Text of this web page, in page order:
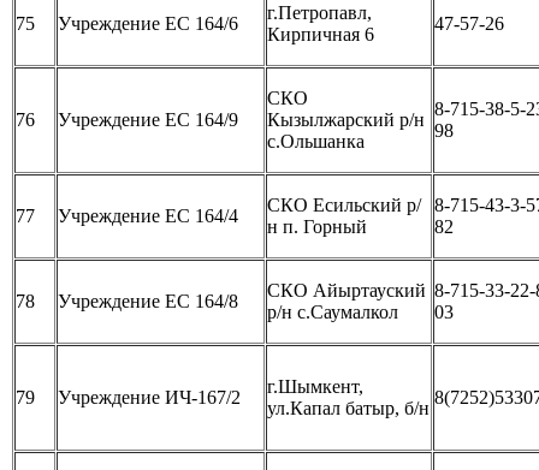
75 Учреждение ЕС 164/6
г.Петропавл,
Кирпичная 6
47-57-26
76 Учреждение ЕС 164/9
СКО
Кызылжарский р/н
с.Ольшанка
8-715-38-5-
98
77 Учреждение ЕС 164/4
СКО Есильский р/
н п. Горный
8-715-43-3-
82
78 Учреждение ЕС 164/8
СКО Айыртауский
р/н с.Саумалкол
8-715-33-22-
03
79 Учреждение ИЧ-167/2
г.Шымкент,
ул.Капал батыр, б/н